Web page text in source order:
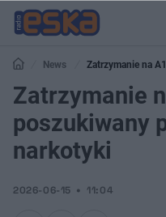
News
Zatrzymanie na
narkotyki
Zatrzymanie
poszukiwany
narkotyki
2026-06-15 11:04